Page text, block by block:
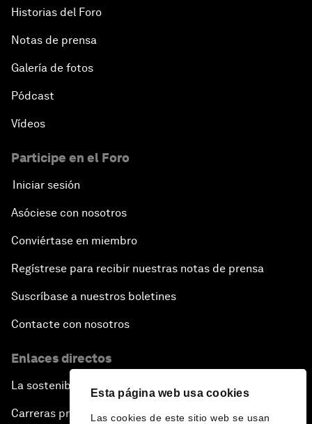
Esta página web usa cookies
Las cookies de este sitio web se usan
Historias del Foro
Notas de prensa
Galería de fotos
Pódcast
Vídeos
Participe en el Foro
Iniciar sesión
Asóciese con nosotros
Conviértase en miembro
Regístrese para recibir nuestras notas de prensa
Suscríbase a nuestros boletines
Contacte con nosotros
Enlaces directos
La sostenibilidad en el Foro
Carreras profesionales